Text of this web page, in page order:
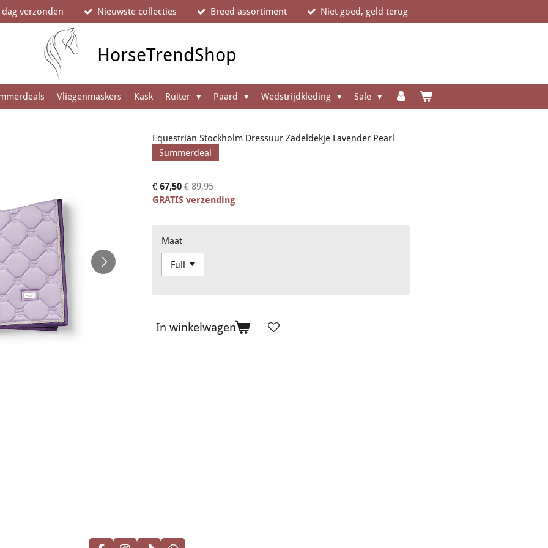
verzonden Nieuwste collecties Breed assortiment Niet goed, geld terug
HorseTrendShop
Vliegenmaskers Kask Ruiter Paard Wedstrijdkleding Sale
Equestrian Stockholm Dressuur Zadeldekje Lavender Pearl
Summerdeal
€ 67,50 € 89,95
GRATIS verzending
Maat
In winkelwagen